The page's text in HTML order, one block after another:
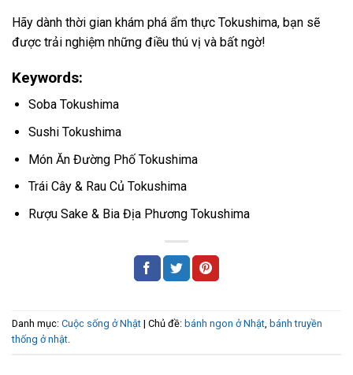
Hãy dành thời gian khám phá ẩm thực Tokushima, bạn sẽ
được trải nghiệm những điều thú vị và bất ngờ!
Keywords:
Soba Tokushima
Sushi Tokushima
Món Ăn Đường Phố Tokushima
Trái Cây & Rau Củ Tokushima
Rượu Sake & Bia Địa Phương Tokushima
Danh mục: Cuộc sống ở Nhật | Chủ đề: bánh ngon ở Nhật, bánh truyền
thống ở nhật.